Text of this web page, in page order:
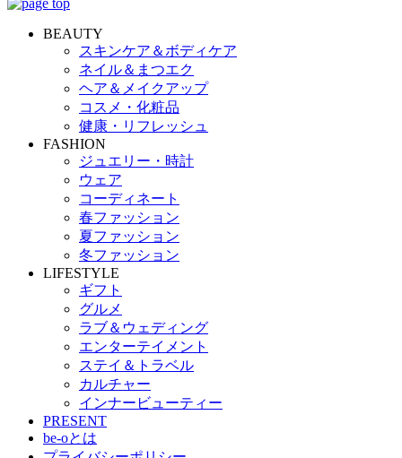
BEAUTY
スキンケア＆ボディケア
ネイル＆まつエク
ヘア＆メイクアップ
コスメ・化粧品
健康・リフレッシュ
FASHION
ジュエリー・時計
ウェア
コーディネート
春ファッション
夏ファッション
冬ファッション
LIFESTYLE
ギフト
グルメ
ラブ＆ウェディング
エンターテイメント
ステイ＆トラベル
カルチャー
インナービューティー
PRESENT
be-oとは